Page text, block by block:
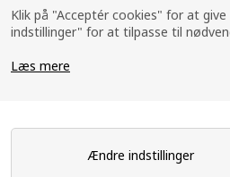
Klik på "Acceptér cookies" for at
indstillinger" for at tilpasse til
Læs mere
Ændre indstillinger